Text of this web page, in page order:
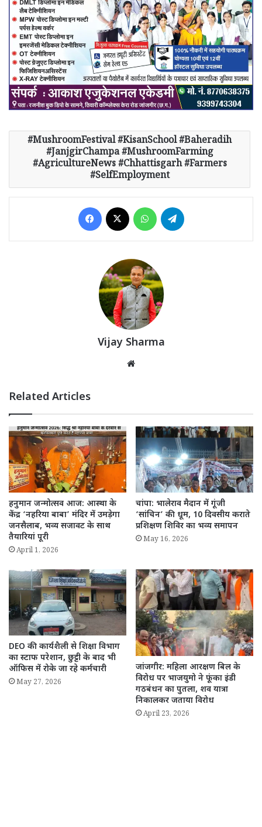
MushroomFestival #KisanSchool #Baheradih
#JanjgirChampa #MushroomFarming
#AgricultureNews #Chhattisgarh #Farmers
#SelfEmployment
Facebook WhatsApp
Vijay Sharma
Related Articles
हनुमान जन्मोत्सव आज: आस्था के
केंद्र ‘नहरिया बाबा’ मंदिर में उमड़ेगा
जनसैलाब, भव्य सजावट के साथ
तैयारियां पूरी
April 1, 2026
चांपा: भालेराव मैदान में गूंजी
‘सांचिन’ की धूम, 10 दिवसीय कराते
प्रशिक्षण शिविर का भव्य समापन
May 16, 2026
DEO की कार्यशैली से शिक्षा विभाग
का स्टाफ परेशान, छुट्टी के बाद भी
ऑफिस में रोके जा रहे कर्मचारी
May 27, 2026
जांजगीर: महिला आरक्षण बिल के
विरोध पर भाजयुमो ने फूंका इंडी
गठबंधन का पुतला, शव यात्रा
निकालकर जताया विरोध
April 23, 2026